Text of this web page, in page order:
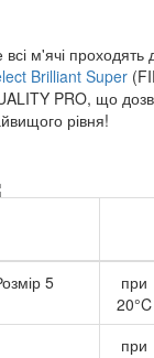
всі м'ячі
Brilliant Super
PRO, що
рівня!
5
при
20°C
при